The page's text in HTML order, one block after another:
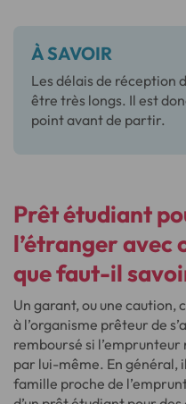
À SAVOIR
Les délais de réception
être très longs. Il est
point avant de partir.
Prêt étudiant
l’étranger avec
que faut-il
Un garant, ou une caution,
à l’organisme prêteur de
remboursé si
par lui-même. En général,
famille proche de